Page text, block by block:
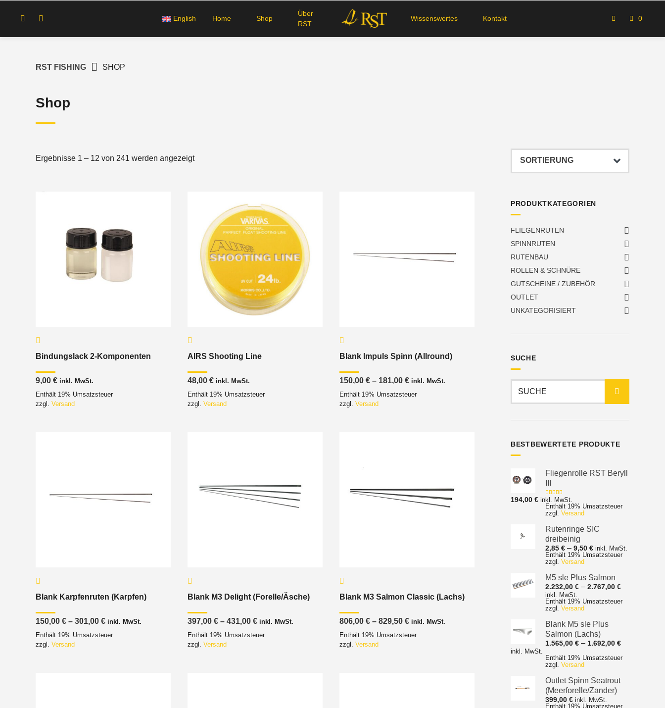
English Home Shop
Über
RST
Wissenswertes Kontakt 0
RST FISHING SHOP
Shop
Ergebnisse 1 – 12 von 241 werden angezeigt
Bindungslack 2-Komponenten
9,00 € inkl. MwSt.
Enthält 19% Umsatzsteuer
zzgl. Versand
AIRS Shooting Line
48,00 € inkl. MwSt.
Enthält 19% Umsatzsteuer
zzgl. Versand
Blank Impuls Spinn (Allround)
150,00 € – 181,00 €Preisspanne:
bis
inkl. MwSt.
Enthält 19% Umsatzsteuer
zzgl. Versand
Blank Karpfenruten (Karpfen)
150,00 € – 301,00 €Preisspanne:
bis
inkl. MwSt.
Enthält 19% Umsatzsteuer
zzgl. Versand
Blank M3 Delight (Forelle/Äsche)
397,00 € – 431,00 €Preisspanne:
bis
inkl. MwSt.
Enthält 19% Umsatzsteuer
zzgl. Versand
Blank M3 Salmon Classic (Lachs)
806,00 € – 829,50 €Preisspanne:
bis
inkl. MwSt.
Enthält 19% Umsatzsteuer
zzgl. Versand
PRODUKTKATEGORIEN
FLIEGENRUTEN
SPINNRUTEN
RUTENBAU
ROLLEN & SCHNÜRE
GUTSCHEINE / ZUBEHÖR
OUTLET
UNKATEGORISIERT
SUCHE
nach:
BESTBEWERTETE PRODUKTE
Fliegenrolle RST Beryll
Bewertet mit
5.00von 5
194,00 € inkl. MwSt.
Enthält 19% Umsatzsteuer
zzgl. Versand
Rutenringe SIC
dreibeinig
2,85 € – 9,50 €Preisspanne:
2,85 €
inkl. MwSt.
Enthält 19% Umsatzsteuer
zzgl. Versand
M5 sle Plus Salmon
2.232,00 € – 2.767,00 €
bis
inkl. MwSt.
Enthält 19% Umsatzsteuer
zzgl. Versand
Blank M5 sle Plus
Salmon (Lachs)
1.565,00 € – 1.692,00 €
bis
inkl. MwSt.
Enthält 19% Umsatzsteuer
zzgl. Versand
Outlet Spinn Seatrout
(Meerforelle/Zander)
399,00 € inkl. MwSt.
Enthält 19% Umsatzsteuer